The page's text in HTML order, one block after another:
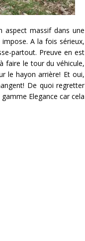
aspect massif dans une
A la fois sérieux,
partout. Preuve en est
faire le tour du véhicule,
le hayon arrière! Et oui,
De quoi regretter
Elegance car cela